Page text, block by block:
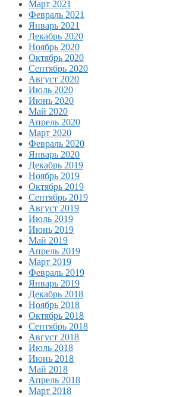
Март 2021
Февраль 2021
Январь 2021
Декабрь 2020
Ноябрь 2020
Октябрь 2020
Сентябрь 2020
Август 2020
Июль 2020
Июнь 2020
Май 2020
Апрель 2020
Март 2020
Февраль 2020
Январь 2020
Декабрь 2019
Ноябрь 2019
Октябрь 2019
Сентябрь 2019
Август 2019
Июль 2019
Июнь 2019
Май 2019
Апрель 2019
Март 2019
Февраль 2019
Январь 2019
Декабрь 2018
Ноябрь 2018
Октябрь 2018
Сентябрь 2018
Август 2018
Июль 2018
Июнь 2018
Май 2018
Апрель 2018
Март 2018